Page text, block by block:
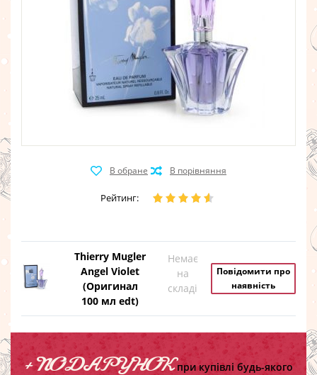
Рейтинг:
Thierry Mugler
Angel Violet
(Оригинал
100 мл edt)
Немає
на
складі
Повідомити про
наявність
+ ПОДАРУНОКпри купівлі будь-якого